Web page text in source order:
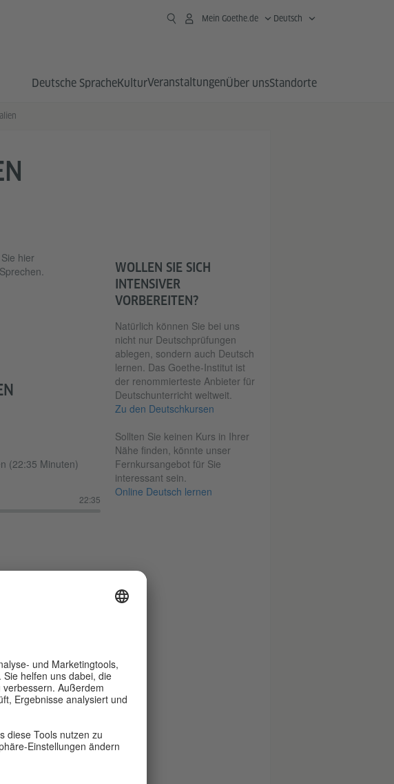
Mein Goethe.de Deutsch
Deutsche SpracheKulturVeranstaltungenÜber unsStandorte
hier
(22:35 Minuten)
22:35
(11:19 Minuten)
WOLLEN SIE SICH
INTENSIVER
VORBEREITEN?
Natürlich können Sie bei uns
nicht nur Deutschprüfungen
ablegen, sondern auch Deutsch
lernen. Das Goethe-Institut ist
der renommierteste Anbieter für
Deutschunterricht weltweit.
Zu den Deutschkursen
Sollten Sie keinen Kurs in Ihrer
Nähe finden, könnte unser
Fernkursangebot für Sie
interessant sein.
Online Deutsch lernen